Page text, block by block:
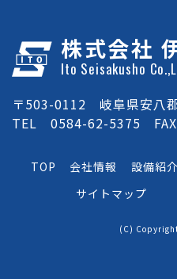
株式会社
Ito Seisakusho
〒503-0112 岐阜県安八
TEL 0584-62-5375
TOP 会社情報 設備紹介
サイトマップ
(C)